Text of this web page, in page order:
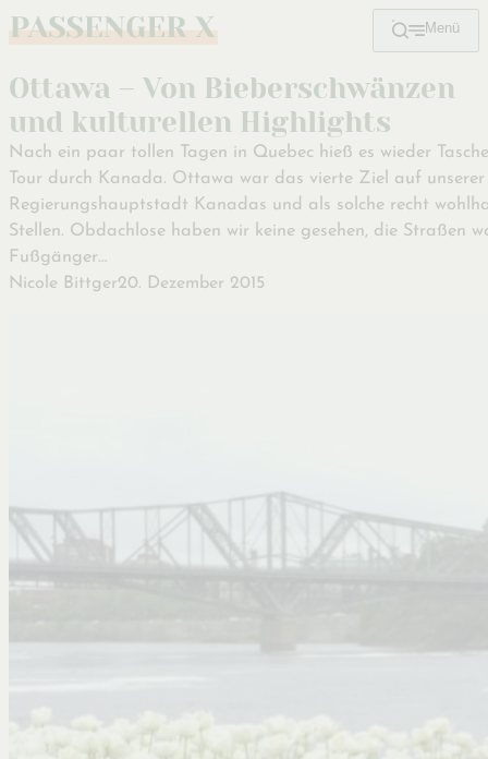
Zum
Menü
Ottawa – Von Bieberschwänzen
und kulturellen Highlights
Nach ein paar tollen Tagen in Quebec hieß es wieder
Tour durch Kanada. Ottawa war das vierte Ziel auf
Regierungshauptstadt Kanadas und als solche recht
Stellen. Obdachlose haben wir keine gesehen, die Straßen
Fußgänger…
Nicole Bittger20. Dezember 2015